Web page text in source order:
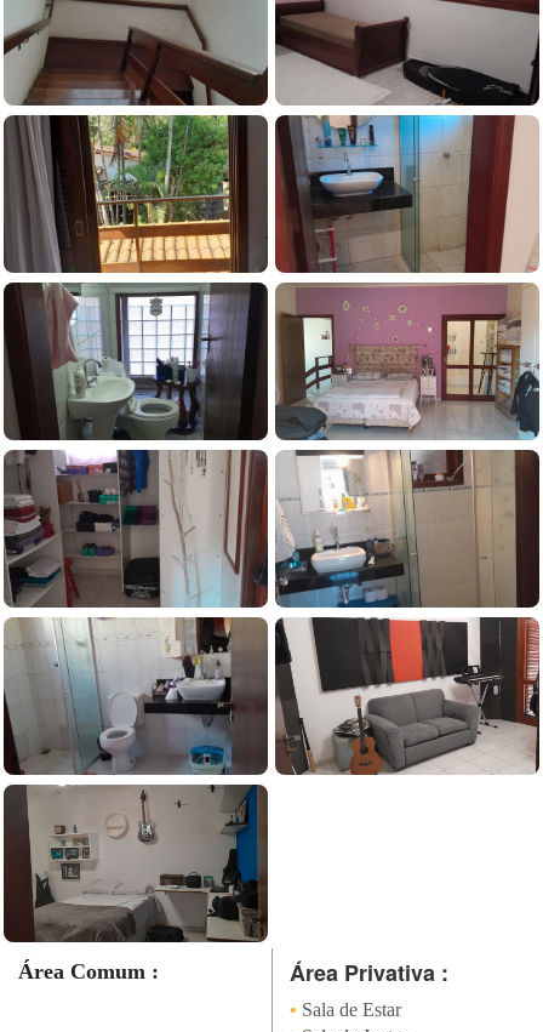
Área Comum : Área Privativa :
• Sala de Estar